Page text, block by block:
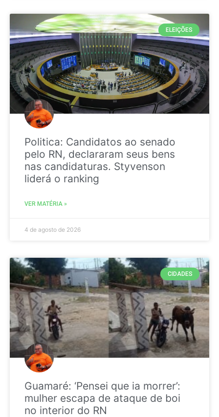
ELEIÇÕES
Politica: Candidatos ao senado
pelo RN, declararam seus bens
nas candidaturas. Styvenson
liderá o ranking
VER MATÉRIA »
4 de agosto de 2026
CIDADES
Guamaré: ‘Pensei que ia morrer’:
mulher escapa de ataque de boi
no interior do RN